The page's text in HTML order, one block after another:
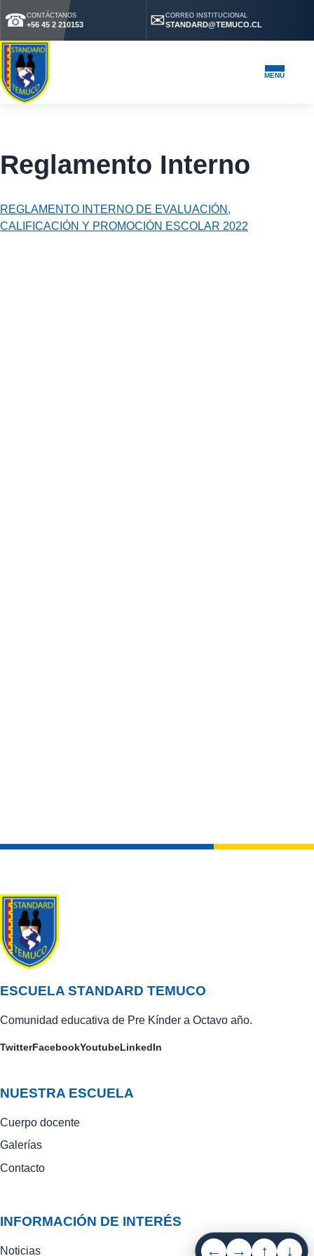
☎CONTÁCTANOS
+56 45 2 210153 ✉CORREO INSTITUCIONAL
STANDARD@TEMUCO.CL
MENÚ
← → ↑ ↓
Reglamento Interno
REGLAMENTO INTERNO DE EVALUACIÓN,
CALIFICACIÓN Y PROMOCIÓN ESCOLAR 2022
ESCUELA STANDARD TEMUCO
Comunidad educativa de Pre Kínder a Octavo año.
TwitterFacebookYoutubeLinkedIn
NUESTRA ESCUELA
Cuerpo docente
Galerías
Contacto
INFORMACIÓN DE INTERÉS
Noticias